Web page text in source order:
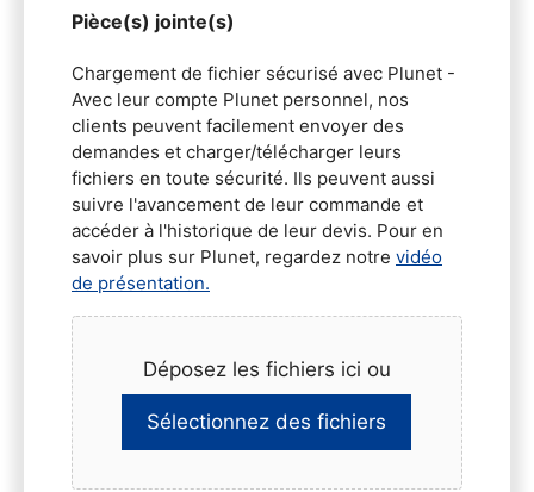
Pièce(s) jointe(s)
Chargement de fichier sécurisé avec Plunet -
Avec leur compte Plunet personnel, nos
clients peuvent facilement envoyer des
demandes et charger/télécharger leurs
fichiers en toute sécurité. Ils peuvent aussi
suivre l'avancement de leur commande et
accéder à l'historique de leur devis. Pour en
savoir plus sur Plunet, regardez notre vidéo
de présentation.
Déposez les fichiers ici ou
Sélectionnez des fichiers